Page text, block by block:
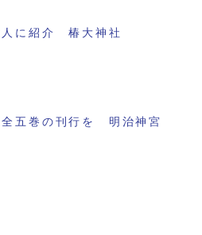
に紹介 椿大神社
五巻の刊行を 明治神宮